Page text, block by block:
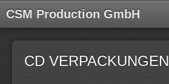
CSM Production GmbH
CD VERPACKUNGEN